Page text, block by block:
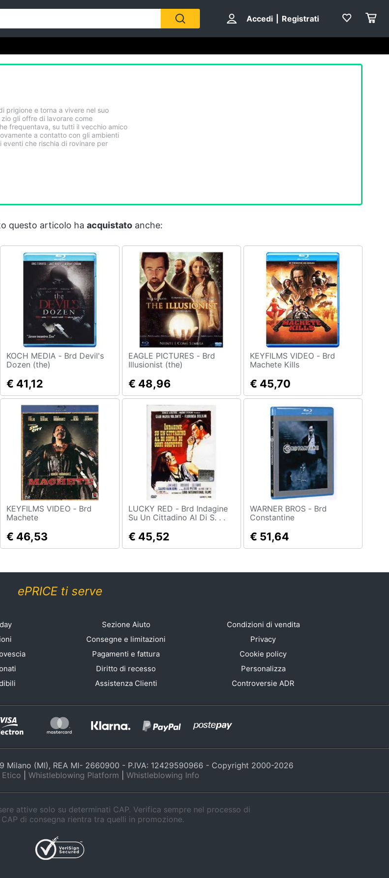
Accedi Registrati
prigione e torna a vivere nel suo
gli offre di lavorare come
frequentava, su tutti il vecchio amico
a contatto con gli ambienti
eventi che rischia di rovinare per
questo articolo ha acquistatoanche:
KOCH MEDIA - Brd Devil's
Dozen (the)
€ 41,12
EAGLE PICTURES - Brd
Illusionist (the)
€ 48,96
KEYFILMS VIDEO - Brd
Machete Kills
€ 45,70
KEYFILMS VIDEO - Brd
Machete
€ 46,53
LUCKY RED - Brd Indagine
Su Un Cittadino Al Di S. . .
€ 45,52
WARNER BROS - Brd
Constantine
€ 51,64
ePRICE ti serve
Sezione Aiuto
Consegne e limitazioni
Pagamenti e fattura
Diritto di recesso
Assistenza Clienti
Condizioni di vendita
Privacy
Cookie policy
Personalizza
Controversie ADR
Milano (MI), REA MI- 2660900 - P.IVA: 12429590966 - Copyright 2000-2026
Etico Whistleblowing Platform Whistleblowing Info
attive solo su determinati CAP. Verifica sempre nel processo di
di consegna rientra tra quelli in promozione.